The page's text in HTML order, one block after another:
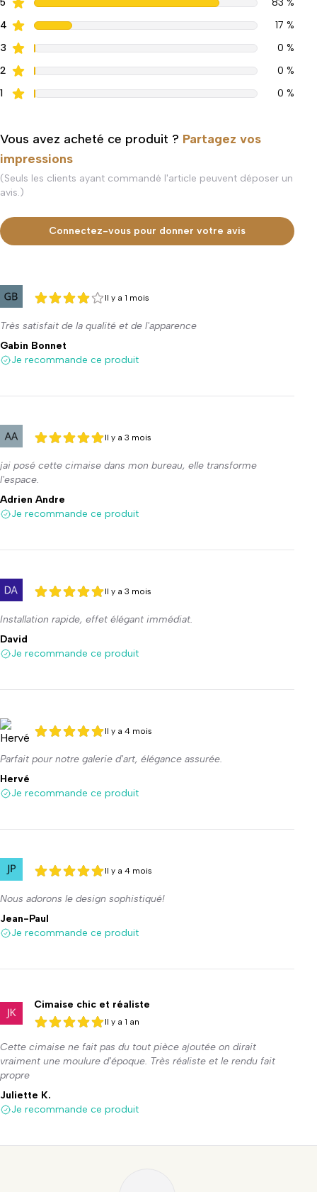
4
17 %
3
0 %
2
0 %
1
0 %
Vous avez acheté ce produit ? Partagez vos
impressions
(Seuls les clients ayant commandé l'article peuvent déposer un
avis.)
Connectez-vous pour donner votre avis
4 sur 5
4 sur 5
Il y a 1 mois
Très satisfait de la qualité et de l'apparence
Gabin Bonnet
Je recommande ce produit
5 sur 5
5 sur 5
Il y a 3 mois
jai posé cette cimaise dans mon bureau, elle transforme
l'espace.
Adrien Andre
Je recommande ce produit
5 sur 5
5 sur 5
Il y a 3 mois
Installation rapide, effet élégant immédiat.
David
Je recommande ce produit
5 sur 5
5 sur 5
Il y a 4 mois
Parfait pour notre galerie d'art, élégance assurée.
Hervé
Je recommande ce produit
5 sur 5
5 sur 5
Il y a 4 mois
Nous adorons le design sophistiqué!
Jean-Paul
Je recommande ce produit
Cimaise chic et réaliste
5 sur 5
5 sur 5
Il y a 1 an
Cette cimaise ne fait pas du tout pièce ajoutée on dirait
vraiment une moulure d'époque. Très réaliste et le rendu fait
propre
Juliette K.
Je recommande ce produit